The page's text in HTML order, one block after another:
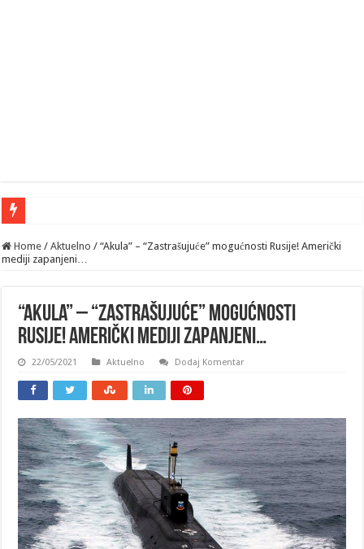
Home / Aktuelno / “Akula” – “Zastrašujuće” mogućnosti Rusije! Američki
mediji zapanjeni…
“Akula” – “Zastrašujuće” mogućnosti
Rusije! Američki mediji zapanjeni…
22/05/2021 Aktuelno Dodaj Komentar